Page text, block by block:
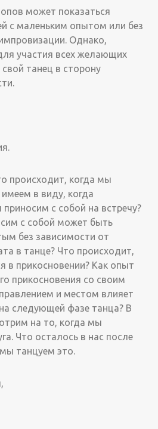
может показаться
с маленьким опытом или без
Однако,
участия всех желающих
танец в сторону
происходит, когда мы
в виду, когда
с собой на встречу?
с собой может быть
без зависимости от
в танце? Что происходит,
в прикосновении? Как опыт
прикосновения со своим
и местом влияет
следующей фазе танца? В
на то, когда мы
Что осталось в нас после
танцуем это.